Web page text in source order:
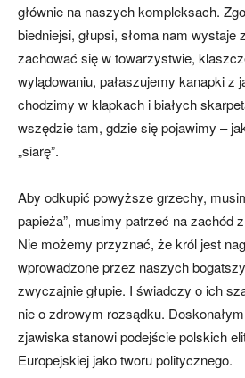
głównie na naszych kompleksach.
biedniejsi, głupsi, słoma nam wystaje
zachować się w towarzystwie,
wylądowaniu, pałaszujemy kanapki z
chodzimy w klapkach i białych
wszędzie tam, gdzie się pojawimy –
„siarę”.
Aby odkupić powyższe grzechy,
papieża”, musimy patrzeć na zachód
Nie możemy przyznać, że król jest
wprowadzone przez naszych
zwyczajnie głupie. I świadczy o ich
nie o zdrowym rozsądku.
zjawiska stanowi podejście polskich
Europejskiej jako tworu politycznego.